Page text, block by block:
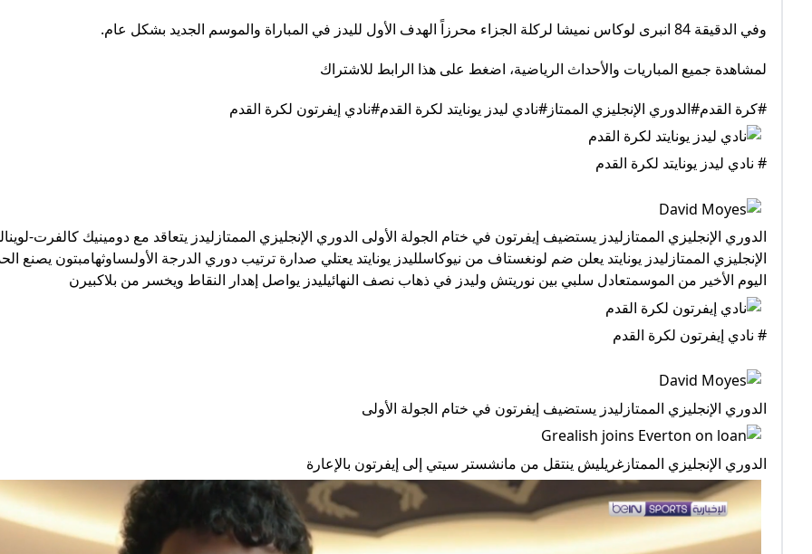
وفي الدقيقة 84 انبرى لوكاس نميشا لركلة الجزاء محرزاً الهدف الأول لليدز في المباراة والموسم الجديد بشكل عام.
لمشاهدة جميع المباريات والأحداث الرياضية، اضغط على هذا الرابط للاشتراك
#كرة القدم#الدوري الإنجليزي الممتاز#نادي ليدز يونايتد لكرة القدم#نادي إيفرتون لكرة القدم
# نادي ليدز يونايتد لكرة القدم
الدوري الإنجليزي الممتازليدز يستضيف إيفرتون في ختام الجولة الأولى الدوري الإنجليزي الممتازليدز يتعاقد مع دومينيك كالفرت-
الإنجليزي الممتازليدز يونايتد يعلن ضم لونغستاف من نيوكاسلليدز يونايتد يعتلي صدارة ترتيب دوري الدرجة الأولىساوثهامبتون يصنع
اليوم الأخير من الموسمتعادل سلبي بين نوريتش وليدز في ذهاب نصف النهائيليدز يواصل إهدار النقاط ويخسر من بلاكبيرن
# نادي إيفرتون لكرة القدم
الدوري الإنجليزي الممتازليدز يستضيف إيفرتون في ختام الجولة الأولى
الدوري الإنجليزي الممتازغريليش ينتقل من مانشستر سيتي إلى إيفرتون بالإعارة